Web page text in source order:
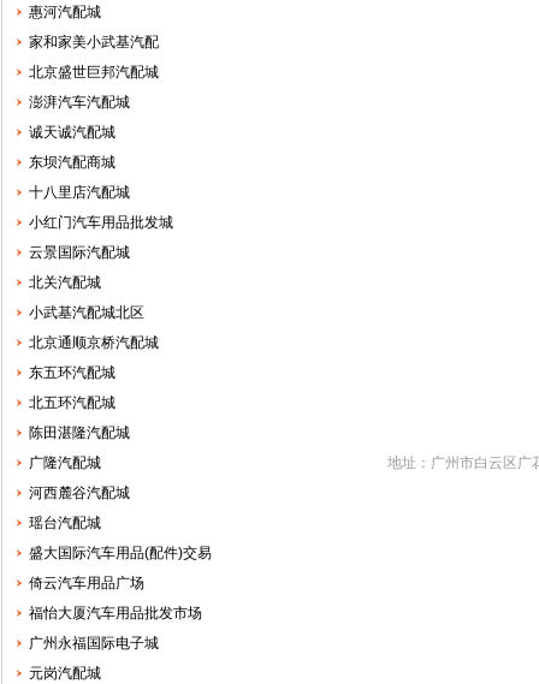
惠河汽配城
家和家美小武基汽配
北京盛世巨邦汽配城
澎湃汽车汽配城
诚天诚汽配城
东坝汽配商城
十八里店汽配城
小红门汽车用品批发城
云景国际汽配城
北关汽配城
小武基汽配城北区
北京通顺京桥汽配城
东五环汽配城
北五环汽配城
陈田湛隆汽配城
地址：广州市白云区广
广隆汽配城
河西麓谷汽配城
瑶台汽配城
盛大国际汽车用品(配件)交易
倚云汽车用品广场
福怡大厦汽车用品批发市场
广州永福国际电子城
元岗汽配城